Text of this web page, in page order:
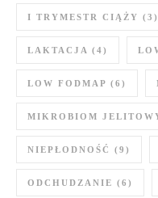
I TRYMESTR CIĄŻY (3)
LAKTACJA (4)
LOW FODMAP (6)
MIKROBIOM
NIEPŁODNOŚĆ (9)
ODCHUDZANIE (6)